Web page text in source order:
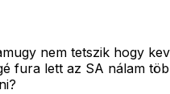
nem tetszik hogy
fura lett az SA nálam